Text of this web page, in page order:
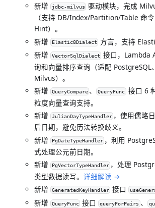
新增
jdbc-milvus
驱动模块，完成
（支持 DB/Index/Partition/Table 命令
Hint）。
新增
Elastic8Dialect
方言，支持
新增
VectorSqlDialect
接口，Lambda
询和向量排序查询（适配 PostgreSQL
Milvus）。
新增
QueryCompare 、 QueryFunc 接口 6
粒度向量查询支持。
新增
JulianDayTypeHandler ，使用儒略
后日期，避免历法转换歧义。
新增
PgDateTypeHandler ，利用
式处理公元前日期。
新增
PgVectorTypeHandler ，处理
类型数据读写。 详细解读 →
新增
GeneratedKeyHandler 接口
新增
QueryFunc 接口 queryForPairs 、